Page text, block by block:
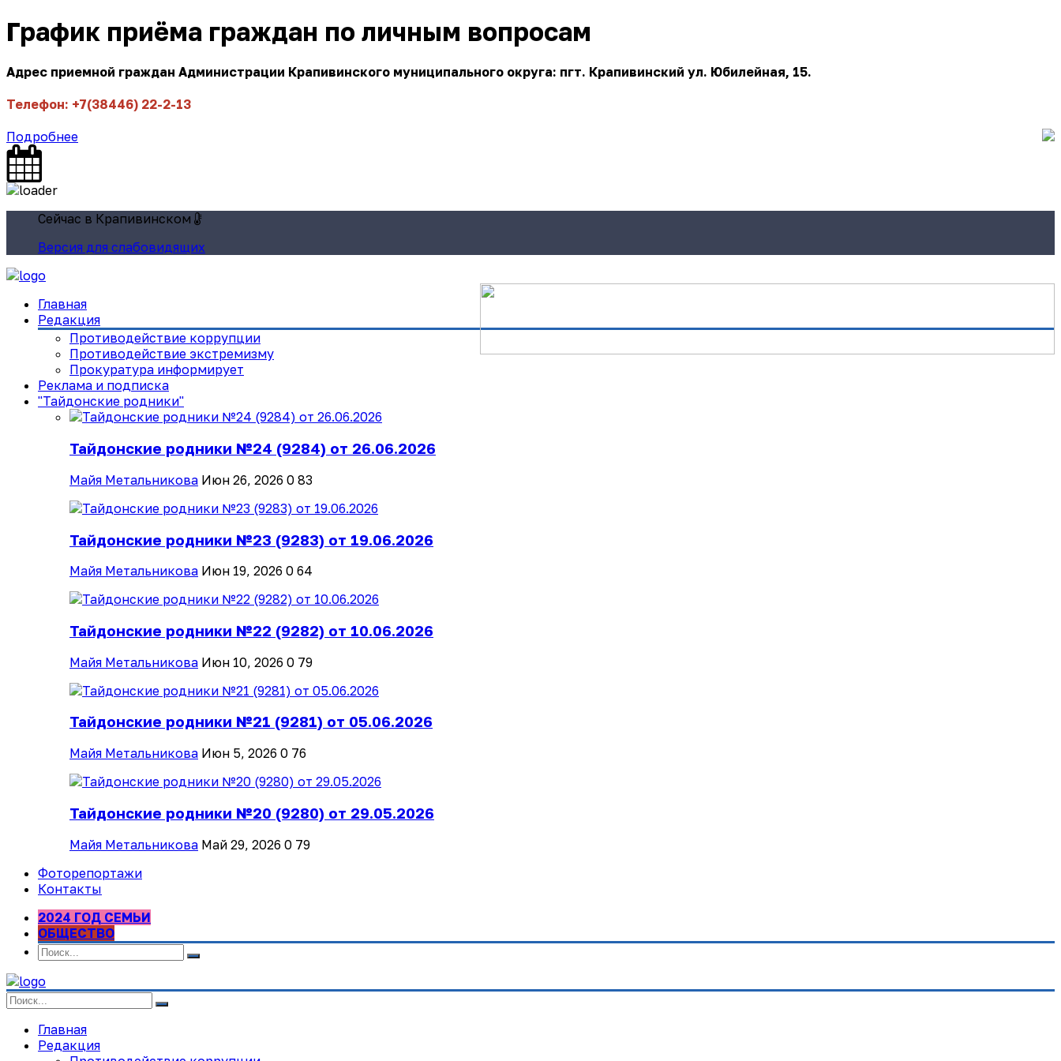
График приёма граждан по личным вопросам
Адрес приемной граждан Администрации Крапивинского муниципального округа: пгт. Крапивинский ул. Юбилейная, 15.
Телефон: +7(38446) 22-2-13
Подробнее
Сейчас в Крапивинском
Версия для слабовидящих
Главная
Редакция
Противодействие коррупции
Противодействие экстремизму
Прокуратура информирует
Реклама и подписка
"Тайдонские родники"
Тайдонские родники №24 (9284) от 26.06.2026
Майя Метальникова Июн 26, 2026 0 83
Тайдонские родники №23 (9283) от 19.06.2026
Майя Метальникова Июн 19, 2026 0 64
Тайдонские родники №22 (9282) от 10.06.2026
Майя Метальникова Июн 10, 2026 0 79
Тайдонские родники №21 (9281) от 05.06.2026
Майя Метальникова Июн 5, 2026 0 76
Тайдонские родники №20 (9280) от 29.05.2026
Майя Метальникова Май 29, 2026 0 79
Фоторепортажи
Контакты
2024 ГОД СЕМЬИ
ОБЩЕСТВО
Главная
Редакция